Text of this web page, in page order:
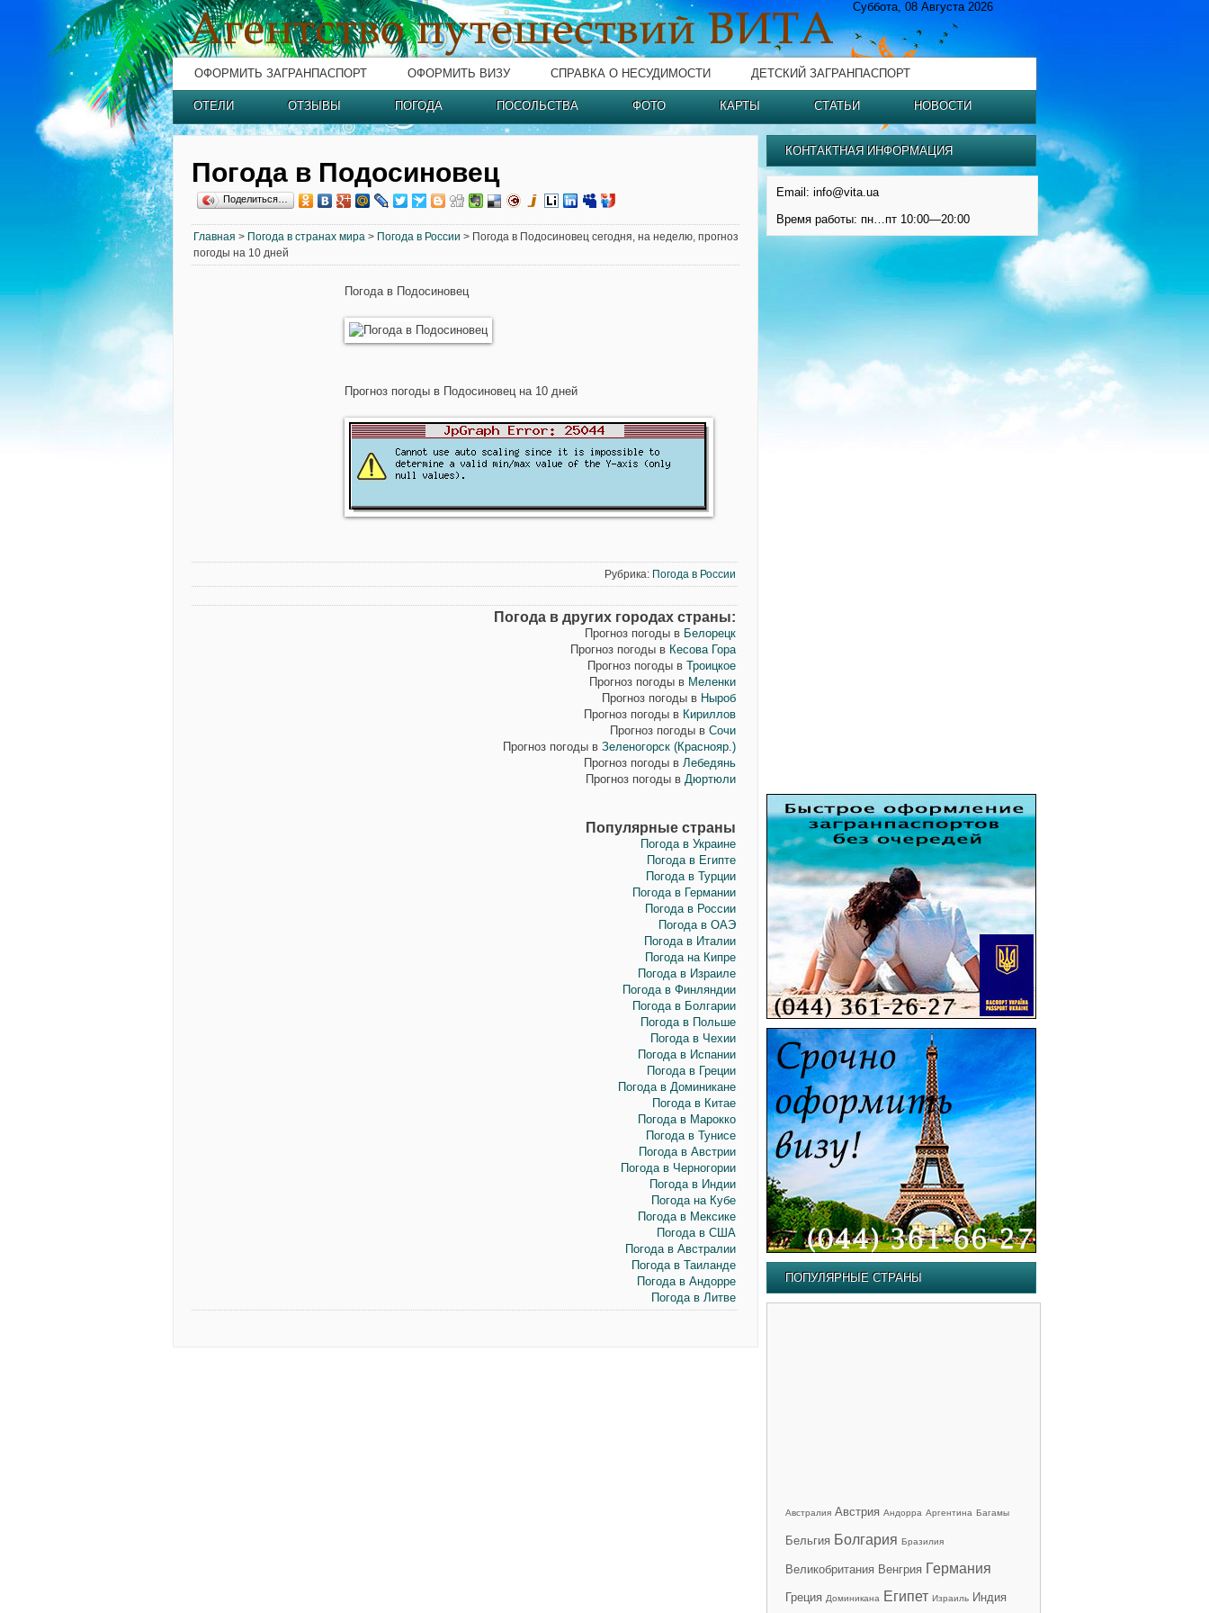
Суббота, 08 Августа 2026
ОФОРМИТЬ ЗАГРАНПАСПОРТ ОФОРМИТЬ ВИЗУ СПРАВКА О НЕСУДИМОСТИ ДЕТСКИЙ ЗАГРАНПАСПОРТ
ОТЕЛИ ОТЗЫВЫ ПОГОДА ПОСОЛЬСТВА ФОТО КАРТЫ СТАТЬИ НОВОСТИ
Погода в Подосиновец
Поделиться…
Главная > Погода в странах мира > Погода в России > Погода в Подосиновец сегодня, на неделю, прогноз
погоды на 10 дней
Погода в Подосиновец
Прогноз погоды в Подосиновец на 10 дней
Рубрика: Погода в России
Погода в других городах страны:
Прогноз погоды в Белорецк
Прогноз погоды в Кесова Гора
Прогноз погоды в Троицкое
Прогноз погоды в Меленки
Прогноз погоды в Ныроб
Прогноз погоды в Кириллов
Прогноз погоды в Сочи
Прогноз погоды в Зеленогорск (Краснояр.)
Прогноз погоды в Лебедянь
Прогноз погоды в Дюртюли
Популярные страны
Погода в Украине
Погода в Египте
Погода в Турции
Погода в Германии
Погода в России
Погода в ОАЭ
Погода в Италии
Погода на Кипре
Погода в Израиле
Погода в Финляндии
Погода в Болгарии
Погода в Польше
Погода в Чехии
Погода в Испании
Погода в Греции
Погода в Доминикане
Погода в Китае
Погода в Марокко
Погода в Тунисе
Погода в Австрии
Погода в Черногории
Погода в Индии
Погода на Кубе
Погода в Мексике
Погода в США
Погода в Австралии
Погода в Таиланде
Погода в Андорре
Погода в Литве
КОНТАКТНАЯ ИНФОРМАЦИЯ
Email: info@vita.ua
Время работы: пн…пт 10:00—20:00
ПОПУЛЯРНЫЕ СТРАНЫ
Австралия Австрия Андорра Аргентина Багамы
Бельгия Болгария Бразилия
Великобритания Венгрия Германия
Греция Доминикана Египет Израиль Индия